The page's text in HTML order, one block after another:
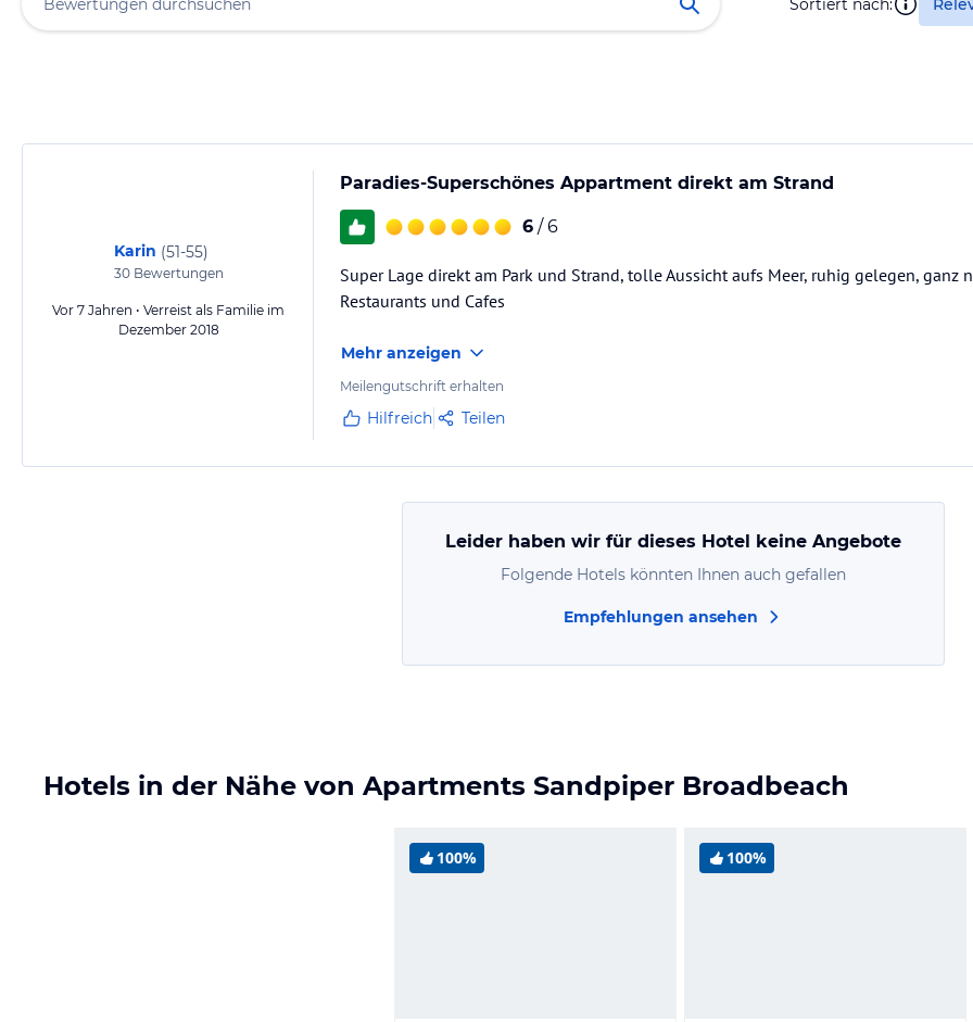
Karin (51-55)
30Bewertungen
Vor 7 Jahren • Verreist als Familie im
Dezember 2018
Paradies-Superschönes Appartment direkt am Strand
6 / 6
Super Lage direkt am Park und Strand, tolle Aussicht aufs Meer, ruhig gelegen, ganz
Restaurants und Cafes
Mehr anzeigen
Meilengutschrift erhalten
Hilfreich Teilen
Leider haben wir für dieses Hotel keine Angebote
Folgende Hotels könnten Ihnen auch gefallen
Empfehlungen ansehen
Hotels in der Nähe von Apartments Sandpiper Broadbeach
100% 100%